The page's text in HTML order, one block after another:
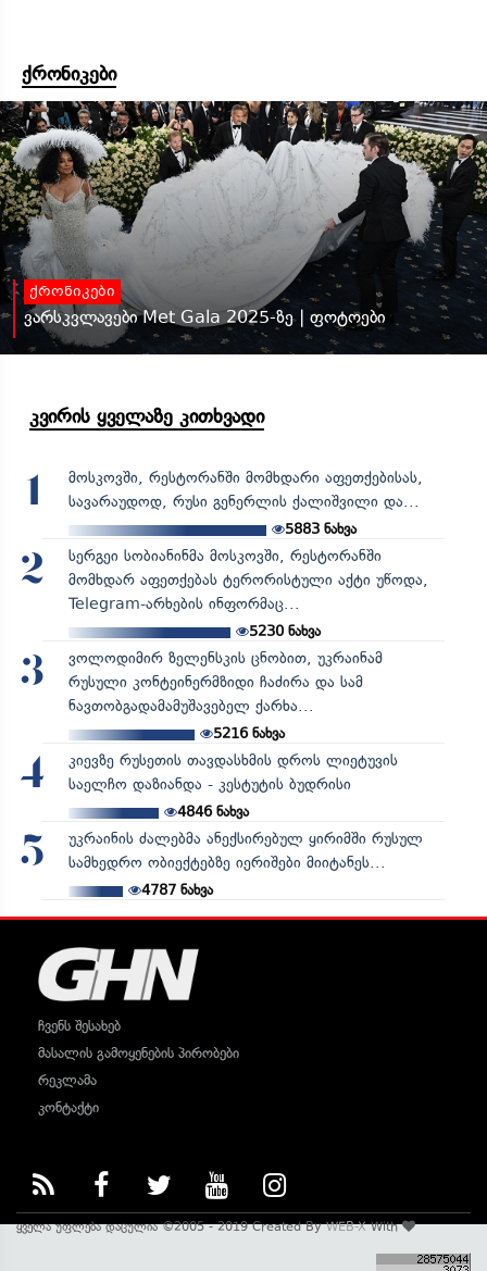
ქრონიკები
ქრონიკები
ვარსკვლავები Met Gala 2025-ზე | ფოტოები
კვირის ყველაზე კითხვადი
1
მოსკოვში, რესტორანში მომხდარი აფეთქებისას,
სავარაუდოდ, რუსი გენერლის ქალიშვილი და...
5883 ნახვა
2
სერგეი სობიანინმა მოსკოვში, რესტორანში
მომხდარ აფეთქებას ტერორისტული აქტი უწოდა,
Telegram-არხების ინფორმაც...
5230ნახვა
3
ვოლოდიმირ ზელენსკის ცნობით, უკრაინამ
რუსული კონტეინერმზიდი ჩაძირა და სამ
ნავთობგადამამუშავებელ ქარხა...
5216ნახვა
4
კიევზე რუსეთის თავდასხმის დროს ლიეტუვის
საელჩო დაზიანდა - კესტუტის ბუდრისი
4846ნახვა
5
უკრაინის ძალებმა ანექსირებულ ყირიმში რუსულ
სამხედრო ობიექტებზე იერიშები მიიტანეს...
4787ნახვა
ჩვენს შესახებ
მასალის გამოყენების პირობები
რეკლამა
კონტაქტი
ყველა უფლება დაცულია ©2005 - 2019 Created ByWEB-XWith